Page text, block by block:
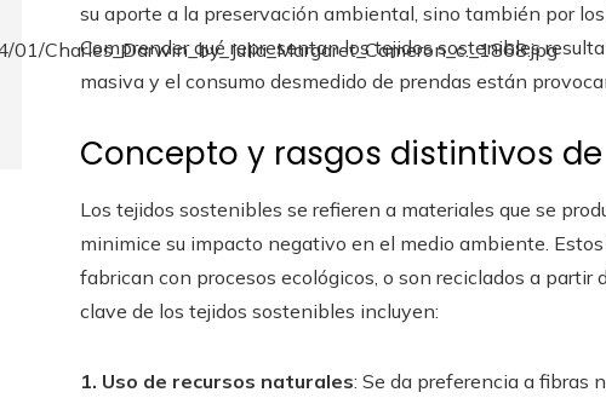
su aporte a la preservación ambiental, sino también por
Comprender qué representan los tejidos sostenibles
masiva y el consumo desmedido de prendas están
Concepto y rasgos distintivos
Los tejidos sostenibles se refieren a materiales que se
minimice su impacto negativo en el medio ambiente.
fabrican con procesos ecológicos, o son reciclados a
clave de los tejidos sostenibles incluyen:
1. Uso de recursos naturales: Se da preferencia a fibras